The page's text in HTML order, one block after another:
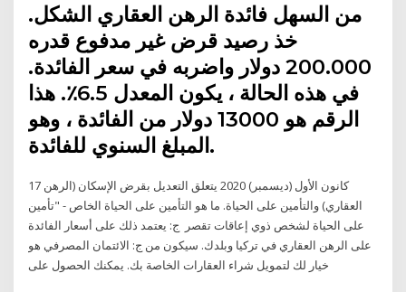
من السهل فائدة الرهن العقاري الشكل.
خذ رصيد قرض غير مدفوع قدره
200.000 دولار واضربه في سعر الفائدة.
في هذه الحالة ، يكون المعدل 6.5٪. هذا
الرقم هو 13000 دولار من الفائدة ، وهو
المبلغ السنوي للفائدة.
17 كانون الأول (ديسمبر) 2020 يتعلق التعديل بقرض الإسكان (الرهن
العقاري) والتأمين على الحياة. ما هو التأمين على الحياة الخاص - "تأمين
على الحياة لشخص ذوي إعاقات تقصر ج: يعتمد ذلك على أسعار الفائدة
على الرهن العقاري في تركيا وبلدك. سيكون من ج: الائتمان المصرفي هو